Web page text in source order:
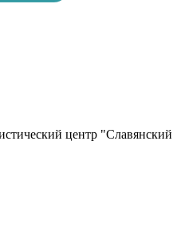
центр "Славянский